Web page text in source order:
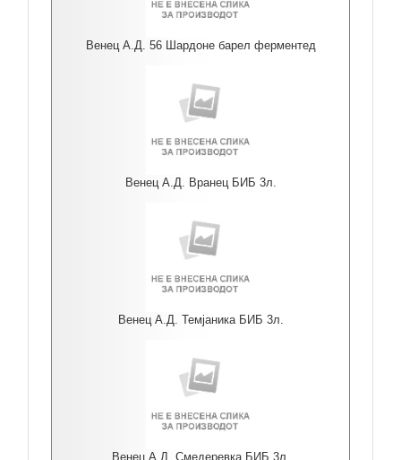
Венец А.Д. 56 Шардоне барел ферментед
Венец А.Д. Вранец БИБ 3л.
Венец А.Д. Темјаника БИБ 3л.
Венец А.Д. Смедеревка БИБ 3л.